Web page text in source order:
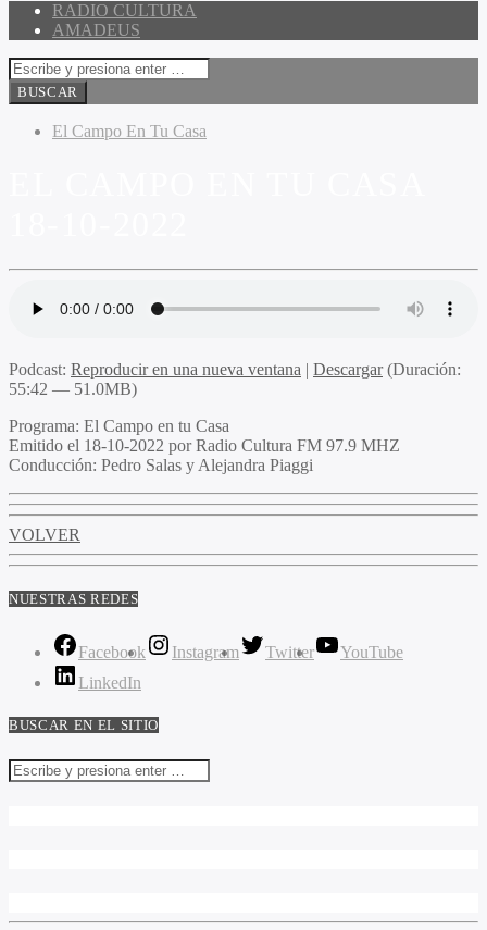
RADIO CULTURA
AMADEUS
El Campo En Tu Casa
Podcast: Reproducir en una nueva ventana | Descargar(Duración:
55:42 — 51.0MB)
Programa: El Campo en tu Casa
Emitido el 18-10-2022 por Radio Cultura FM 97.9 MHZ
Conducción: Pedro Salas y Alejandra Piaggi
VOLVER
NUESTRAS REDES
Facebook Instagram Twitter
YouTube
LinkedIn
BUSCAR EN EL SITIO